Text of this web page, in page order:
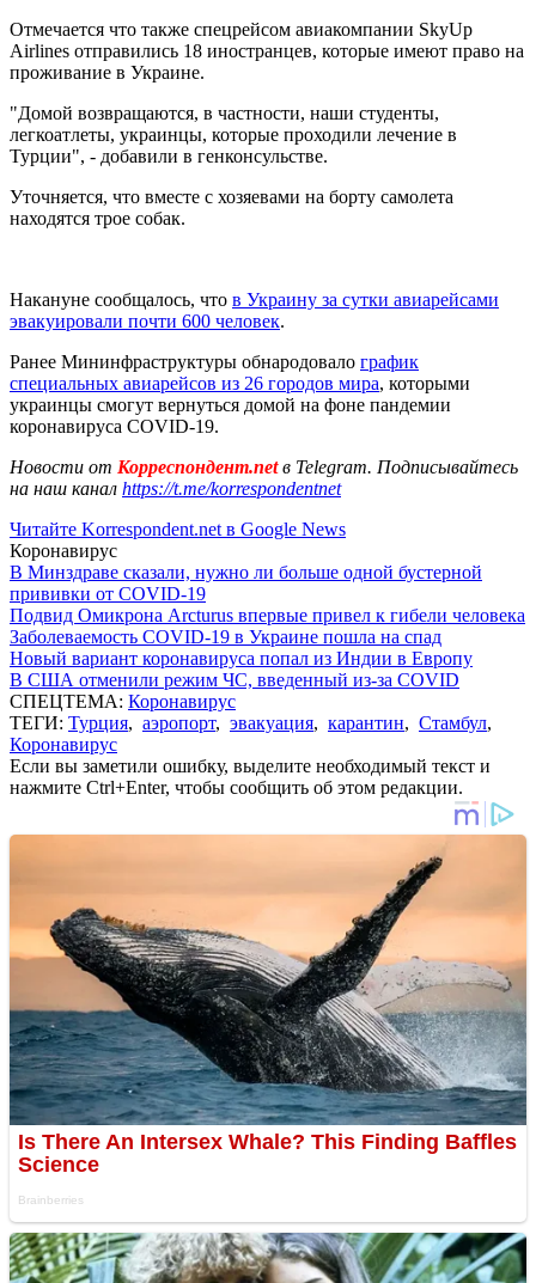
Отмечается что также спецрейсом авиакомпании SkyUp
Airlines отправились 18 иностранцев, которые имеют право на
проживание в Украине.
"Домой возвращаются, в частности, наши студенты,
легкоатлеты, украинцы, которые проходили лечение в
Турции", - добавили в генконсульстве.
Уточняется, что вместе с хозяевами на борту самолета
находятся трое собак.
Накануне сообщалось, что в Украину за сутки авиарейсами
эвакуировали почти 600 человек.
Ранее Мининфраструктуры обнародовало график
специальных авиарейсов из 26 городов мира, которыми
украинцы смогут вернуться домой на фоне пандемии
коронавируса COVID-19.
Новости от Корреспондент.netв Telegram. Подписывайтесь
на наш канал https://t.me/korrespondentnet
Читайте Korrespondent.net в Google News
Коронавирус
В Минздраве сказали, нужно ли больше одной бустерной
прививки от COVID-19
Подвид Омикрона Arcturus впервые привел к гибели человека
Заболеваемость COVID-19 в Украине пошла на спад
Новый вариант коронавируса попал из Индии в Европу
В США отменили режим ЧС, введенный из-за COVID
СПЕЦТЕМА: Коронавирус
ТЕГИ: Турция, аэропорт, эвакуация, карантин, Стамбул,
Коронавирус
Если вы заметили ошибку, выделите необходимый текст и
нажмите Ctrl+Enter, чтобы сообщить об этом редакции.